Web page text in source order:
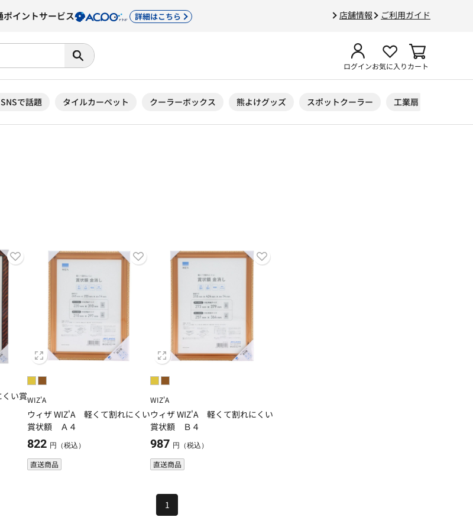
店舗情報 ご利用ガイド
ポイントサービス 詳細はこちら
ログインお気に入りカート
で話題 タイルカーペット クーラーボックス 熊よけグッズ スポットクーラー 工業扇
い賞WIZ'A
ウィザ WIZ'A 軽くて割れにくい
賞状額 Ａ４
822 円（税込）
直送商品
WIZ'A
ウィザ WIZ'A 軽くて割れにくい
賞状額 Ｂ４
987 円（税込）
直送商品
1